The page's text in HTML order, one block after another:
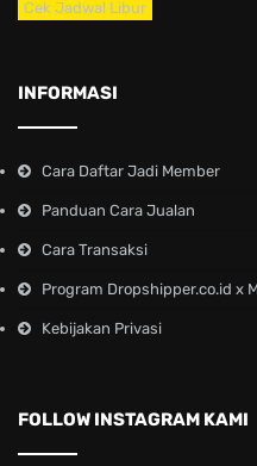
Cek Jadwal Libur
INFORMASI
Cara Daftar Jadi Member
Panduan Cara Jualan
Cara Transaksi
Program Dropshipper.co.id x
Kebijakan Privasi
FOLLOW INSTAGRAM KAMI